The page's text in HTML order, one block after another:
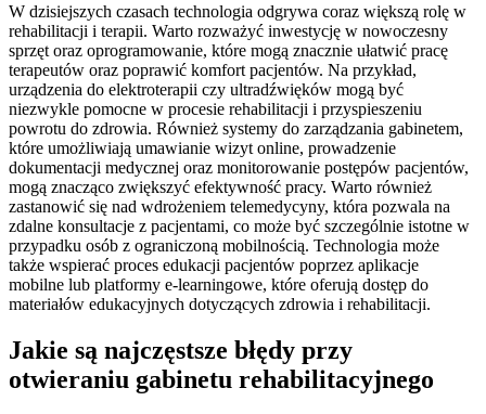
W dzisiejszych czasach technologia odgrywa coraz większą rolę w
rehabilitacji i terapii. Warto rozważyć inwestycję w nowoczesny
sprzęt oraz oprogramowanie, które mogą znacznie ułatwić pracę
terapeutów oraz poprawić komfort pacjentów. Na przykład,
urządzenia do elektroterapii czy ultradźwięków mogą być
niezwykle pomocne w procesie rehabilitacji i przyspieszeniu
powrotu do zdrowia. Również systemy do zarządzania gabinetem,
które umożliwiają umawianie wizyt online, prowadzenie
dokumentacji medycznej oraz monitorowanie postępów pacjentów,
mogą znacząco zwiększyć efektywność pracy. Warto również
zastanowić się nad wdrożeniem telemedycyny, która pozwala na
zdalne konsultacje z pacjentami, co może być szczególnie istotne w
przypadku osób z ograniczoną mobilnością. Technologia może
także wspierać proces edukacji pacjentów poprzez aplikacje
mobilne lub platformy e-learningowe, które oferują dostęp do
materiałów edukacyjnych dotyczących zdrowia i rehabilitacji.
Jakie są najczęstsze błędy przy
otwieraniu gabinetu rehabilitacyjnego